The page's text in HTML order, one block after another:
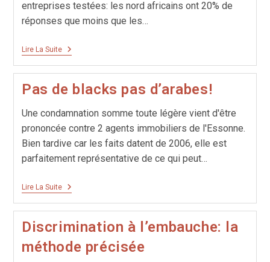
entreprises testées: les nord africains ont 20% de
réponses que moins que les…
Lire La Suite
Discrimination
L’embauche :
Complice
Pas de blacks pas d’arabes!
Une condamnation somme toute légère vient d'être
prononcée contre 2 agents immobiliers de l'Essonne.
Bien tardive car les faits datent de 2006, elle est
parfaitement représentative de ce qui peut…
Lire La Suite
Pas
Blacks
D’arabes!
Discrimination à l’embauche: la
méthode précisée